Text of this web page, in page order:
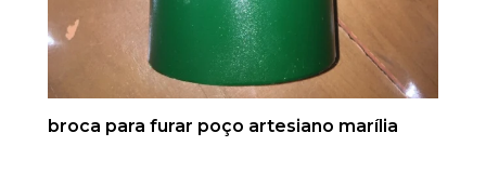
broca para furar poço artesiano marília